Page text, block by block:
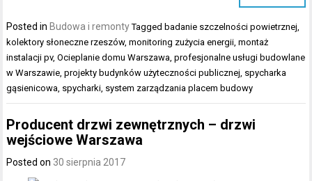
Posted inBudowa i remonty Taggedbadanie szczelności powietrznej
kolektory słoneczne rzeszów,monitoring zużycia energii ,montaż
instalacji pv,Ocieplanie domu Warszawa ,profesjonalne usługi budowlane
w Warszawie ,projekty budynków użyteczności publicznej spycharka
gąsienicowa spycharki system zarządzania placem budowy
Producent drzwi zewnętrznych – drzwi
wejściowe Warszawa
Posted on 30 sierpnia 2017